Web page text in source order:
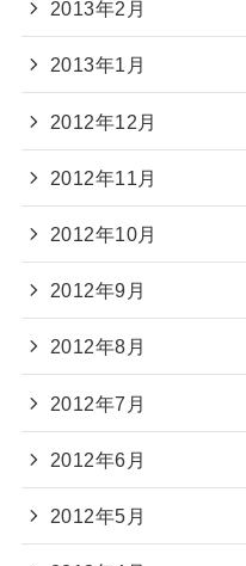
2013年2月
2013年1月
2012年12月
2012年11月
2012年10月
2012年9月
2012年8月
2012年7月
2012年6月
2012年5月